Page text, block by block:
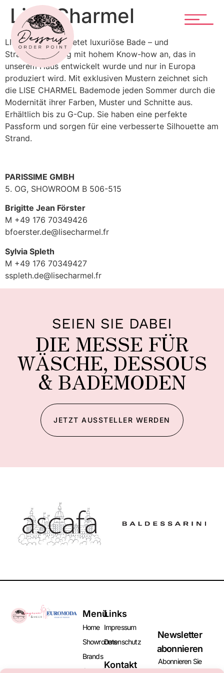
Lise Charmel
LISE CHARMEL bietet luxuriöse Bade – und
Strandbekleidung mit hohem Know-how an, das in
unserem Haus entwickelt wurde und nur in Europa
produziert wird. Mit exklusiven Mustern zeichnet sich
die LISE CHARMEL Bademode jeden Sommer durch die
Modernität ihrer Farben, Muster und Schnitte aus.
Erhältlich bis zu G-Cup. Sie haben eine perfekte
Passform und sorgen für eine verbesserte Silhouette am
Strand.
PARISSIME GMBH
5. OG, SHOWROOM B 506-515
Brigitte Jean Förster
M +49 176 70349426
bfoerster.de@lisecharmel.fr
Sylvia Spleth
M +49 176 70349427
sspleth.de@lisecharmel.fr
SEIEN SIE DABEI
DIE MESSE FÜR
WÄSCHE, DESSOUS
& BADEMODEN
JETZT AUSSTELLER WERDEN
Menü
Home
Showrooms
Brands
Aussteller
Links
Impressum
Datenschutz
Kontakt
Newsletter
abonnieren
Abonnieren Sie